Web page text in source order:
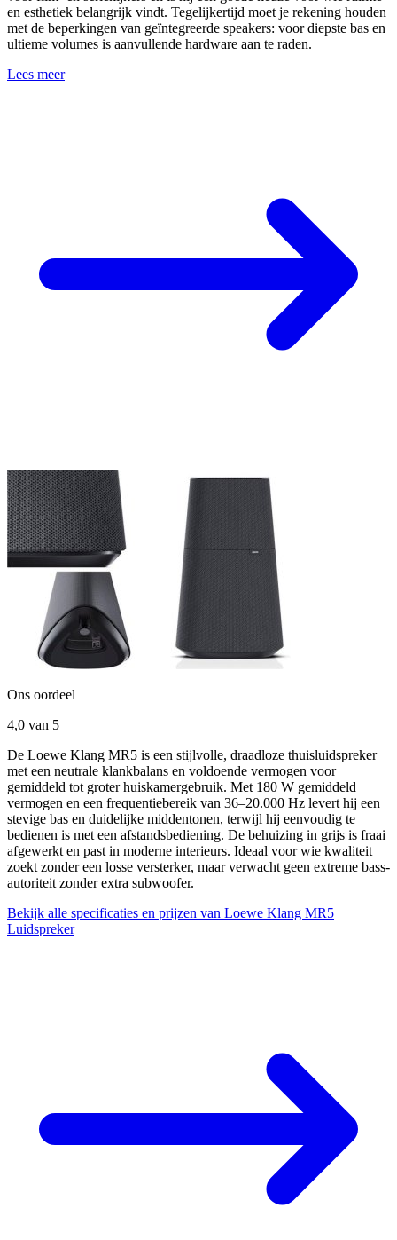
en esthetiek belangrijk vindt. Tegelijkertijd moet je rekening houden
met de beperkingen van geïntegreerde speakers: voor diepste bas en
ultieme volumes is aanvullende hardware aan te raden.
Lees meer
Ons oordeel
4,0 van 5
De Loewe Klang MR5 is een stijlvolle, draadloze thuisluidspreker
met een neutrale klankbalans en voldoende vermogen voor
gemiddeld tot groter huiskamergebruik. Met 180 W gemiddeld
vermogen en een frequentiebereik van 36–20.000 Hz levert hij een
stevige bas en duidelijke middentonen, terwijl hij eenvoudig te
bedienen is met een afstandsbediening. De behuizing in grijs is fraai
afgewerkt en past in moderne interieurs. Ideaal voor wie kwaliteit
zoekt zonder een losse versterker, maar verwacht geen extreme bass-
autoriteit zonder extra subwoofer.
Bekijk alle specificaties en prijzen van Loewe Klang MR5
Luidspreker